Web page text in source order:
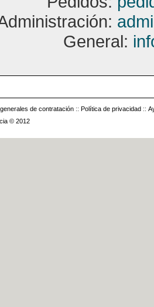
General:
de contratación :: Política de privacidad ::
© 2012